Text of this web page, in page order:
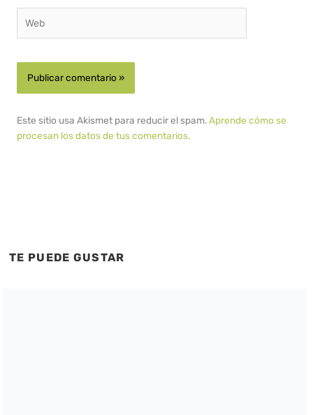
Este sitio usa Akismet para reducir el spam.Aprende cómo se
procesan los datos de tus comentarios.
TE PUEDE GUSTAR